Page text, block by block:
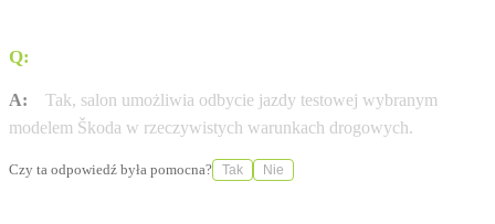
Q:
A:
Tak, salon umożliwia odbycie jazdy testowej wybranym
modelem Škoda w rzeczywistych warunkach drogowych.
Czy ta odpowiedź była pomocna? Tak Nie